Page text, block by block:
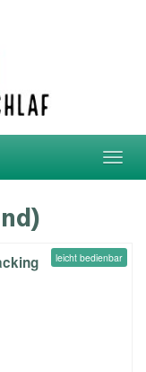
leicht bedienbar